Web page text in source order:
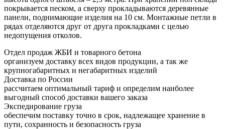
покрывается песком, а сверху прокладываются деревянные
панели, поднимающие изделия на 10 см. Монтажные петли в
рядах отделяются друг от друга прокладками с целью
недопущения отколов.
Отдел продаж ЖБИ и товарного бетона
организуем доставку всех видов продукции, а так же
крупногабаритных и негабаритных изделий
Доставка по России
рассчитаем оптимальный тариф и определим наиболее
выгодный способ доставки вашего заказа
Экспедирование груза
обеспечим поставку точно в срок, надлежащее хранение в
пути, сохранность и безопасность груза